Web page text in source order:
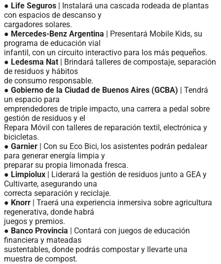
● Life Seguros | Instalará una cascada rodeada de plantas
con espacios de descanso y
cargadores solares.
● Mercedes-Benz Argentina | Presentará Mobile Kids, su
programa de educación vial
infantil, con un circuito interactivo para los más pequeños.
● Ledesma Nat | Brindará talleres de compostaje, separación
de residuos y hábitos
de consumo responsable.
● Gobierno de la Ciudad de Buenos Aires (GCBA) | Tendrá
un espacio para
emprendedores de triple impacto, una carrera a pedal sobre
gestión de residuos y el
Repara Móvil con talleres de reparación textil, electrónica y
bicicletas.
● Garnier | Con su Eco Bici, los asistentes podrán pedalear
para generar energía limpia y
preparar su propia limonada fresca.
● Limpiolux | Liderará la gestión de residuos junto a GEA y
Cultivarte, asegurando una
correcta separación y reciclaje.
● Knorr | Traerá una experiencia inmersiva sobre agricultura
regenerativa, donde habrá
juegos y premios.
● Banco Provincia | Contará con juegos de educación
financiera y mateadas
sustentables, donde podrás compostar y llevarte una
muestra de compost.